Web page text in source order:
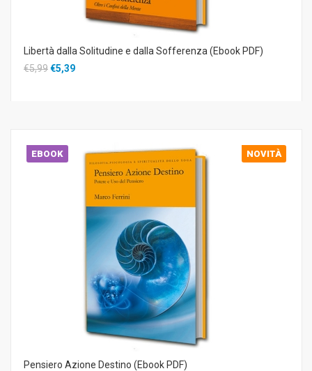
Libertà dalla Solitudine e dalla Sofferenza (Ebook PDF)
€5,99€5,39
EBOOK NOVITÀ
Pensiero Azione Destino (Ebook PDF)